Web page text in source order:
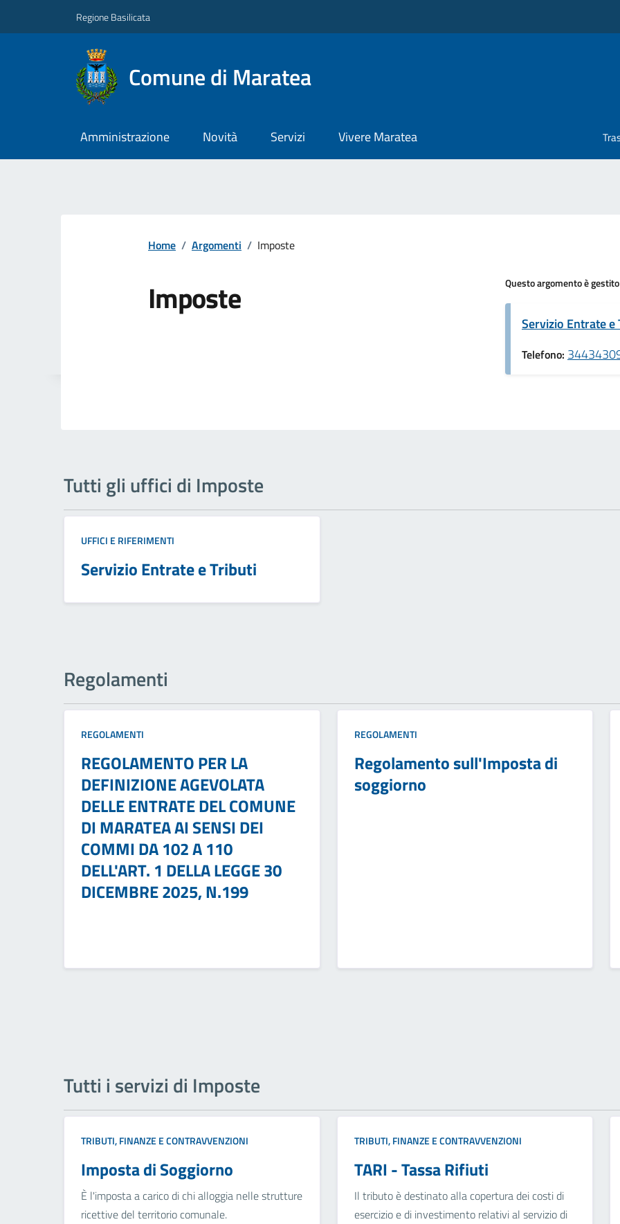
Regione Basilicata
Comune di Maratea
Amministrazione Novità Servizi Vivere Maratea
Home / Argomenti / Imposte
Imposte Questo argomento è
Servizio Entrate e
Telefono:
Tutti gli uffici di Imposte
UFFICI E RIFERIMENTI
Servizio Entrate e Tributi
Regolamenti
REGOLAMENTI
REGOLAMENTO PER LA
DEFINIZIONE AGEVOLATA
DELLE ENTRATE DEL COMUNE
DI MARATEA AI SENSI DEI
COMMI DA 102 A 110
DELL'ART. 1 DELLA LEGGE 30
DICEMBRE 2025, N.199
REGOLAMENTI
Regolamento sull'Imposta di
soggiorno
Tutti i servizi di Imposte
TRIBUTI, FINANZE E CONTRAVVENZIONI
Imposta di Soggiorno
È l'imposta a carico di chi alloggia nelle strutture
ricettive del territorio comunale.
TRIBUTI, FINANZE E CONTRAVVENZIONI
TARI - Tassa Rifiuti
Il tributo è destinato alla copertura dei costi di
esercizio e di investimento relativi al servizio di